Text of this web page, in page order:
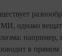
однако
например,
в прямом